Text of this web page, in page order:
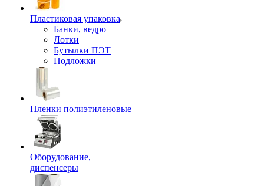
Пластиковая упаковка
Банки, ведро
Лотки
Бутылки ПЭТ
Подложки
Пленки полиэтиленовые
Оборудование,
диспенсеры